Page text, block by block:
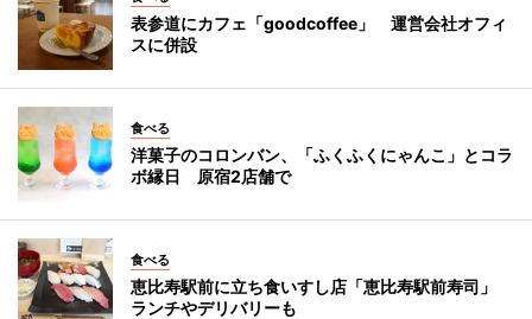
表参道にカフェ「goodcoffee」 運営会社オフィ
スに併設
食べる
洋菓子のコロンバン、「ふくふくにゃんこ」とコラ
ボ縁日 原宿2店舗で
食べる
恵比寿駅前に立ち食いすし店「恵比寿駅前寿司」
ランチやデリバリーも